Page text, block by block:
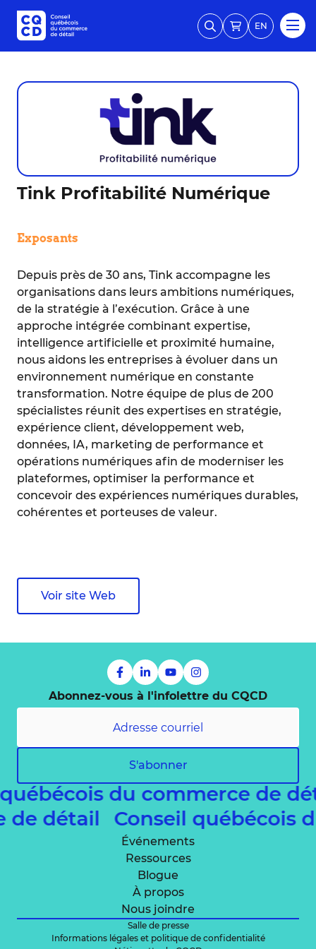
EN
Tink Profitabilité Numérique
Exposants
Depuis près de 30 ans, Tink accompagne les
organisations dans leurs ambitions numériques,
de la stratégie à l’exécution. Grâce à une
approche intégrée combinant expertise,
intelligence artificielle et proximité humaine,
nous aidons les entreprises à évoluer dans un
environnement numérique en constante
transformation. Notre équipe de plus de 200
spécialistes réunit des expertises en stratégie,
expérience client, développement web,
données, IA, marketing de performance et
opérations numériques afin de moderniser les
plateformes, optimiser la performance et
concevoir des expériences numériques durables,
cohérentes et porteuses de valeur.
Voir site Web
Abonnez-vous à l'infolettre du CQCD
S'abonner
du commerce de
de détail
Conseil québécois
Événements
Ressources
Blogue
À propos
Nous joindre
Salle de presse
Informations légales et politique de confidentialité